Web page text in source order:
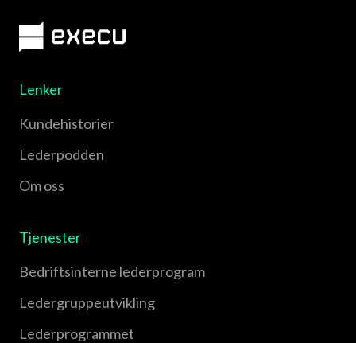
Lenker
Kundehistorier
Lederpodden
Om oss
Tjenester
Bedriftsinterne lederprogram
Leder­gruppe­utvikling
Leder­programmet